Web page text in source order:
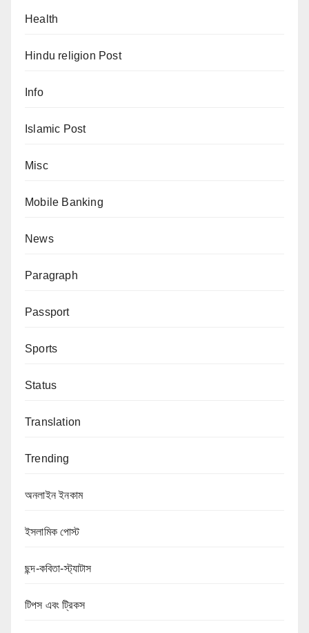
Health
Hindu religion Post
Info
Islamic Post
Misc
Mobile Banking
News
Paragraph
Passport
Sports
Status
Translation
Trending
অনলাইন ইনকাম
ইসলামিক পোস্ট
ছন্দ-কবিতা-স্ট্যাটাস
টিপস এবং ট্রিকস